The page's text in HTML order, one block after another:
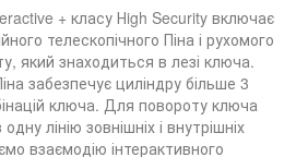
+ класу Нigh Security включає
телескопічного Піна і рухомого
який знаходиться в лезі ключа.
забезпечує циліндру більше 3
ключа. Для повороту ключа
лінію зовнішніх і внутрішніх
взаємодію інтерактивного